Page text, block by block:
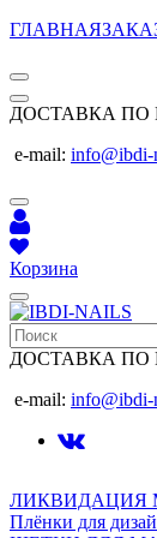
ГЛАВНАЯ
ДОСТАВКА ПО
e-mail: info@ibdi-
Корзина
ДОСТАВКА ПО
e-mail: info@ibdi-
ЛИКВИДАЦИЯ
Плёнки для